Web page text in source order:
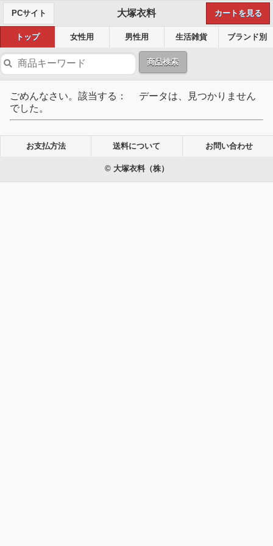
PCサイト 大塚衣料 カートを見る
トップ 女性用 男性用 生活雑貨 ブランド別
商品検索
ごめんなさい。該当する： データは、見つかりません
でした。
お支払方法 送料について お問い合わせ
© 大塚衣料（株）